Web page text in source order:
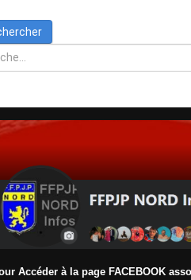
Accéder à la page FACEBOOK